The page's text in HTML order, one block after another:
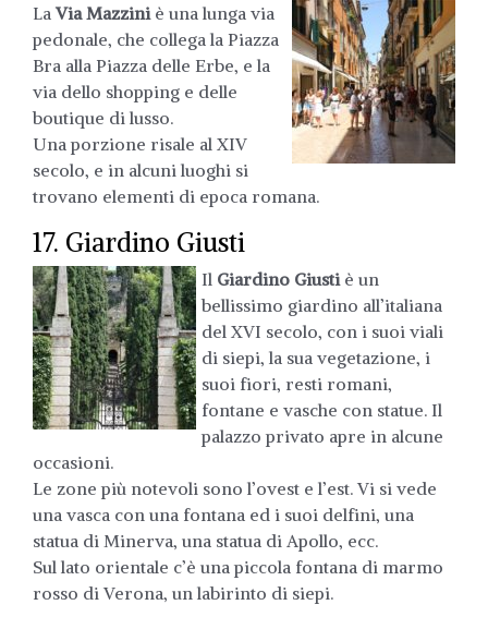
La Via Mazzini è una lunga via
pedonale, che collega la Piazza
Bra alla Piazza delle Erbe, e la
via dello shopping e delle
boutique di lusso.
Una porzione risale al XIV
secolo, e in alcuni luoghi si
trovano elementi di epoca romana.
17. Giardino Giusti
Il Giardino Giustiè un
bellissimo giardino all’italiana
del XVI secolo, con i suoi viali
di siepi, la sua vegetazione, i
suoi fiori, resti romani,
fontane e vasche con statue. Il
palazzo privato apre in alcune
occasioni.
Le zone più notevoli sono l’ovest e l’est. Vi si vede
una vasca con una fontana ed i suoi delfini, una
statua di Minerva, una statua di Apollo, ecc.
Sul lato orientale c’è una piccola fontana di marmo
rosso di Verona, un labirinto di siepi.